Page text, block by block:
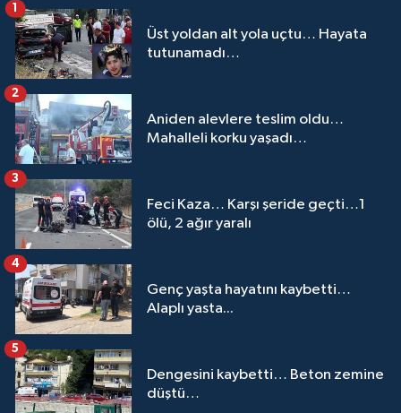
Üst yoldan alt yola uçtu… Hayata
tutunamadı…
1
Aniden alevlere teslim oldu…
Mahalleli korku yaşadı…
2
Feci Kaza… Karşı şeride geçti…1
ölü, 2 ağır yaralı
3
Genç yaşta hayatını kaybetti…
Alaplı yasta...
4
Dengesini kaybetti… Beton zemine
düştü…
5